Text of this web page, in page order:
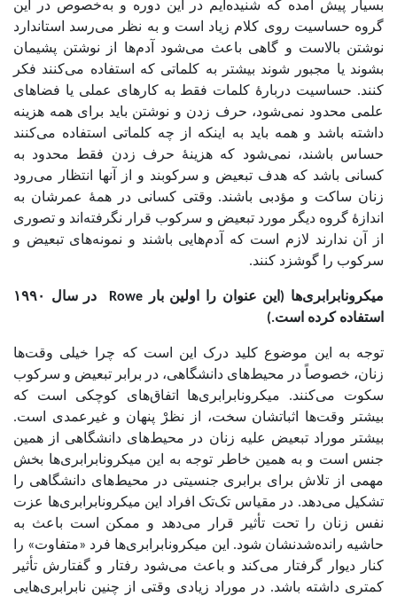
بسیار پیش آمده که شنیده‌ایم در این دوره و به‌خصوص در این
گروه حساسیت روی کلام زیاد است و به نظر می‌رسد استاندارد
نوشتن بالاست و گاهی باعث می‌شود آدم‌ها از نوشتن پشیمان
بشوند یا مجبور شوند بیشتر به کلماتی که استفاده می‌کنند فکر
کنند. حساسیت دربارۀ کلمات فقط به کارهای عملی یا فضاهای
علمی محدود نمی‌شود، حرف زدن و نوشتن باید برای همه هزینه
داشته باشد و همه باید به اینکه از چه کلماتی استفاده می‌کنند
حساس باشند، نمی‌شود که هزینۀ حرف زدن فقط محدود به
کسانی باشد که هدف تبعیض و سرکوبند و از آنها انتظار می‌رود
زنان ساکت و مؤدبی باشند. وقتی کسانی در همۀ عمرشان به
اندازۀ گروه دیگر مورد تبعیض و سرکوب قرار نگرفته‌اند و تصوری
از آن ندارند لازم است که آدم‌هایی باشند و نمونه‌های تبعیض و
سرکوب را گوشزد کنند.
میکرونابرابری‌ها (این عنوان را اولین بار Rowe در سال ۱۹۹۰
استفاده کرده است.)
توجه به این موضوع کلید درک این است که چرا خیلی وقت‌ها
زنان، خصوصاً در محیط‌های دانشگاهی، در برابر تبعیض و سرکوب
سکوت می‌کنند. میکرونابرابری‌ها اتفاق‌های کوچکی‌ است که
بیشتر وقت‌ها اثباتشان سخت، از نظرْ پنهان و غیرعمدی است.
بیشتر موراد تبعیض علیه زنان در محیط‌های دانشگاهی از همین
جنس است و به همین خاطر توجه به این میکرونابرابری‌ها بخش
مهمی از تلاش برای برابری جنسیتی در محیط‌های دانشگاهی را
تشکیل می‌دهد. در مقیاس تک‌تک افراد این میکرونابرابری‌ها عزت
نفس زنان را تحت تأثیر قرار می‌دهد و ممکن است باعث به
حاشیه رانده‌شدنشان شود. این میکرونابرابری‌ها فرد «متفاوت» را
کنار دیوار گرفتار می‌کند و باعث می‌شود رفتار و گفتارش تأثیر
کمتری داشته باشد. در موراد زیادی وقتی از چنین نابرابری‌هایی